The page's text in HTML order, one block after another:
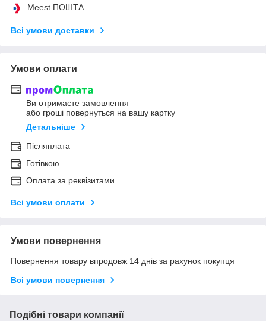
Meest ПОШТА
Всі умови доставки
Умови оплати
Ви отримаєте замовлення
або гроші повернуться на вашу картку
Детальніше
Післяплата
Готівкою
Оплата за реквізитами
Всі умови оплати
Умови повернення
Повернення товару впродовж 14 днів за рахунок покупця
Всі умови повернення
Подібні товари компанії